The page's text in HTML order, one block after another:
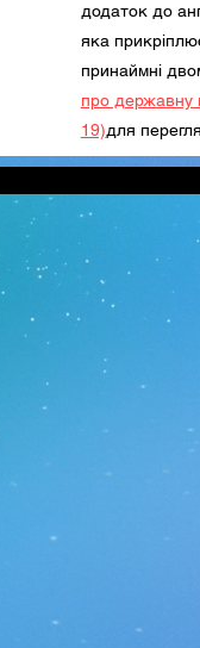
додаток до
яка
принаймні
про державну
19)для